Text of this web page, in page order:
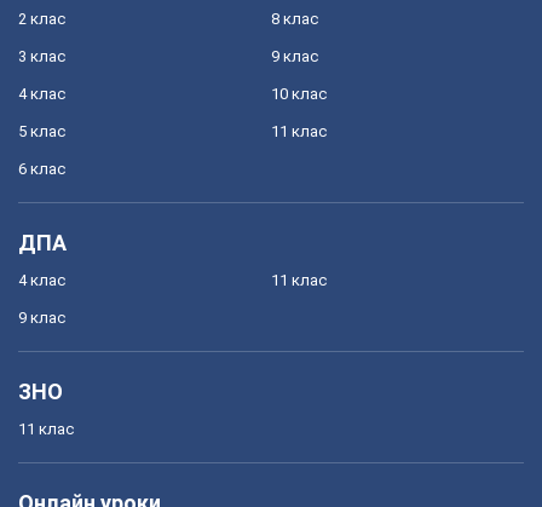
2 клас
3 клас
4 клас
5 клас
6 клас
8 клас
9 клас
10 клас
11 клас
ДПА
4 клас
9 клас
11 клас
ЗНО
11 клас